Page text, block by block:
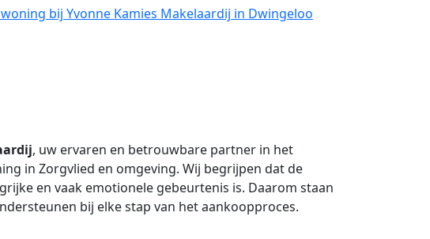
bij Yvonne Kamies Makelaardij in Dwingeloo
, uw ervaren en betrouwbare partner in het
in Zorgvlied en omgeving. Wij begrijpen dat de
en vaak emotionele gebeurtenis is. Daarom staan
bij elke stap van het aankoopproces.